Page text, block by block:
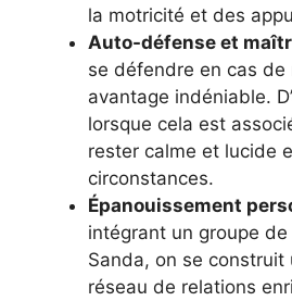
la motricité et des
Auto-défense et
se défendre en cas de
avantage indéniable.
lorsque cela est
rester calme et lucide
circonstances.
Épanouissement
intégrant un groupe
Sanda, on se construit
réseau de relations